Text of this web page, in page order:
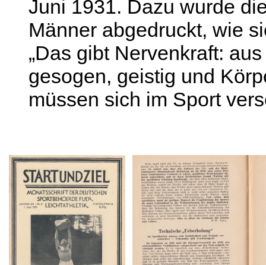
Juni 1931. Dazu wurde
Männer abgedruckt, wie
„Das gibt Nervenkraft:
gesogen, geistig und
müssen sich im Sport